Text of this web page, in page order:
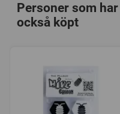
Personer som
också köpt